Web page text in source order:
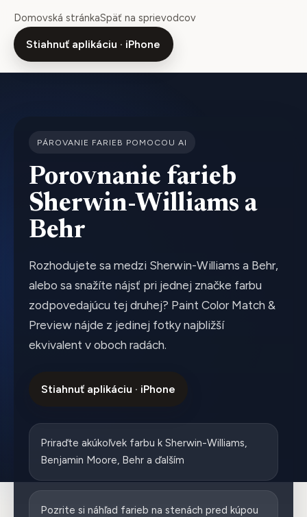
Domovská stránkaSpäť na sprievodcov
Stiahnuť aplikáciu · iPhone
PÁROVANIE FARIEB POMOCOU AI
Porovnanie farieb
Sherwin-Williams a
Behr
Rozhodujete sa medzi Sherwin-Williams a Behr,
alebo sa snažíte nájsť pri jednej značke farbu
zodpovedajúcu tej druhej? Paint Color Match &
Preview nájde z jedinej fotky najbližší
ekvivalent v oboch radách.
Stiahnuť aplikáciu · iPhone
Priraďte akúkoľvek farbu k Sherwin-Williams,
Benjamin Moore, Behr a ďalším
Pozrite si náhľad farieb na stenách pred kúpou